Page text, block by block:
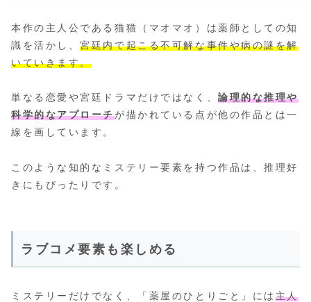
本作の主人公である猫猫（マオマオ）は薬師としての知
識を活かし、宮廷内で起こる不可解な事件や病の謎を解
いていきます。
単なる恋愛や宮廷ドラマだけではなく、論理的な推理や
科学的なアプローチが描かれている点が他の作品とは一
線を画しています。
このような知的なミステリー要素を持つ作品は、推理好
きにもぴったりです。
ラブコメ要素も楽しめる
ミステリーだけでなく、「薬屋のひとりごと」には 主人